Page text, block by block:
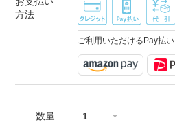
方法
ご利用いただけるPay払い
数量